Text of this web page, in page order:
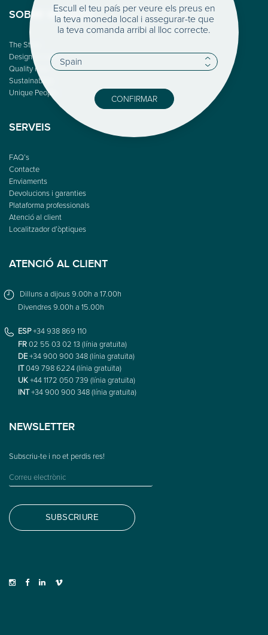
SOBRE WOODYS
The Story
Design & Color
Quality First
Sustainability
Unique People
SERVEIS
FAQ’s
Contacte
Enviaments
Devolucions i garanties
Plataforma professionals
Atenció al client
Localitzador d’òptiques
ATENCIÓ AL CLIENT
Dilluns a dijous 9.00h a 17.00h
Divendres 9.00h a 15.00h
ESP+34 938 869 110
FR02 55 03 02 13 (línia gratuïta)
DE+34 900 900 348 (línia gratuïta)
IT049 798 6224 (línia gratuïta)
UK+44 1172 050 739 (línia gratuïta)
INT+34 900 900 348 (línia gratuïta)
NEWSLETTER
Escull el teu país per veure els preus en
la teva moneda local i assegurar-te que
la teva comanda arribi al lloc correcte.
CONFIRMAR